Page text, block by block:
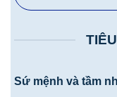
Sứ mệnh và tầm